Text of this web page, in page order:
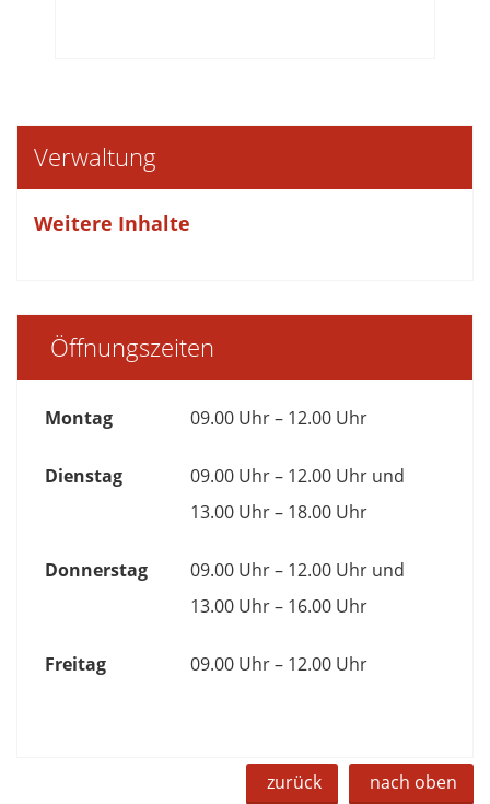
Verwaltung
Weitere Inhalte
Öffnungszeiten
Montag 09.00 Uhr – 12.00 Uhr
Dienstag
09.00 Uhr – 12.00 Uhr und
13.00 Uhr – 18.00 Uhr
Donnerstag
09.00 Uhr – 12.00 Uhr und
13.00 Uhr – 16.00 Uhr
Freitag 09.00 Uhr – 12.00 Uhr
zurück nach oben